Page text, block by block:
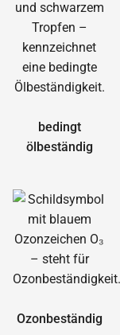
bedingt
ölbeständig
Ozonbeständig